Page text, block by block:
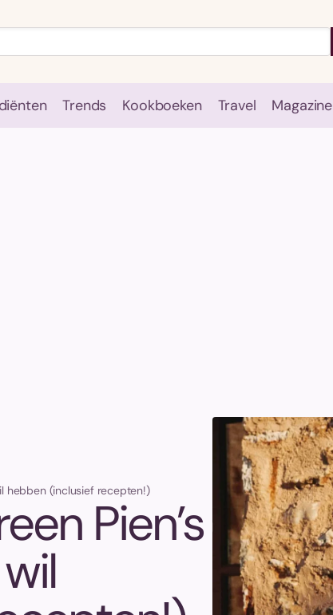
Trends Kookboeken Travel Magazine
hebben (inclusief recepten!)
Pien’s